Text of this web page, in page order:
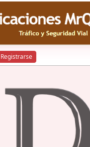
Registrarse